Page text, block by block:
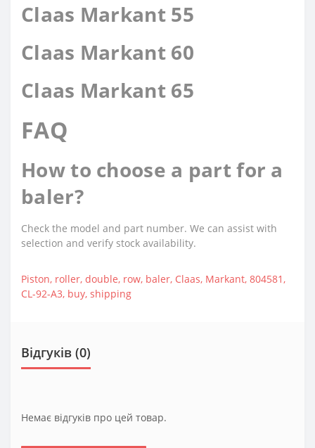
Claas Markant 55
Claas Markant 60
Claas Markant 65
FAQ
How to choose a part for a
baler?
Check the model and part number. We can assist with
selection and verify stock availability.
Piston, roller, double, row, baler, Claas, Markant, 804581,
CL-92-A3, buy, shipping
Відгуків (0)
Немає відгуків про цей товар.